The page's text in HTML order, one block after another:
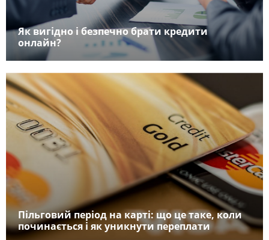
Як вигідно і безпечно брати кредити
онлайн?
Пільговий період на карті: що це таке, коли
починається і як уникнути переплати